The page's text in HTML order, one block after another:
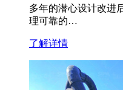
多年的潜心设计改进
理可靠的…
了解详情